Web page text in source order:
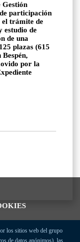
los sitios web del grupo
de datos anónimos), las
Gestión
participación
el trámite de
estudio de
de una
plazas (615
por la